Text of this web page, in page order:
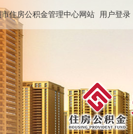
住房公积金管理中心网站 用户登录